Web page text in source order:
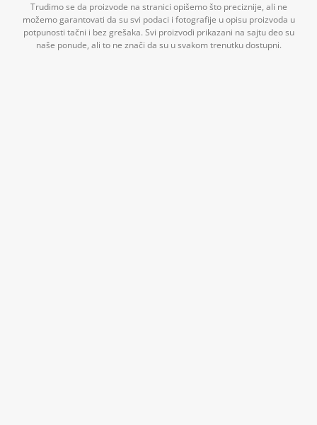
Trudimo se da proizvode na stranici opišemo što preciznije, ali ne
možemo garantovati da su svi podaci i fotografije u opisu proizvoda u
potpunosti tačni i bez grešaka. Svi proizvodi prikazani na sajtu deo su
naše ponude, ali to ne znači da su u svakom trenutku dostupni.